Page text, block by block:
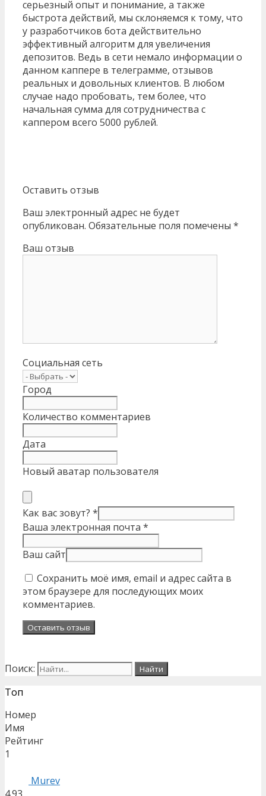
серьезный опыт и понимание, а также
быстрота действий, мы склоняемся к тому, что
у разработчиков бота действительно
эффективный алгоритм для увеличения
депозитов. Ведь в сети немало информации о
данном каппере в телеграмме, отзывов
реальных и довольных клиентов. В любом
случае надо пробовать, тем более, что
начальная сумма для сотрудничества с
каппером всего 5000 рублей.
Оставить отзыв
Ваш электронный адрес не будет
опубликован. Обязательные поля помечены *
Ваш отзыв
Социальная сеть
Город
Количество комментариев
Дата
Новый аватар пользователя
Как вас зовут? *
Ваша электронная почта *
Ваш сайт
Сохранить моё имя, email и адрес сайта в
этом браузере для последующих моих
комментариев.
Поиск:
Топ
Номер
Имя
Рейтинг
1
Murev